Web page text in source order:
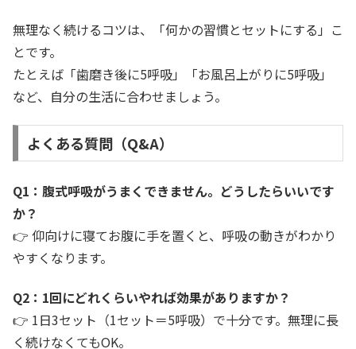
無理なく続けるコツは、「何かの習慣とセットにする」こ
とです。
たとえば「歯磨き後に5呼吸」「お風呂上がりに5呼吸」
など、自分の生活に合わせましょう。
よくある質問（Q&A）
Q1：腹式呼吸がうまくできません。どうしたらいいです
か？
👉 仰向けに寝てお腹に手を置くと、呼吸の動きがわかり
やすくなります。
Q2：1回にどれくらいやれば効果がありますか？
👉 1日3セット（1セット＝5呼吸）で十分です。無理に長
く続けなくてもOK。